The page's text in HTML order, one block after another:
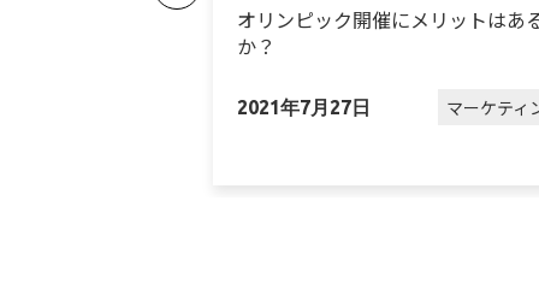
オリンピック開催にメリットはあ
か？
2021年7月27日 マーケティ